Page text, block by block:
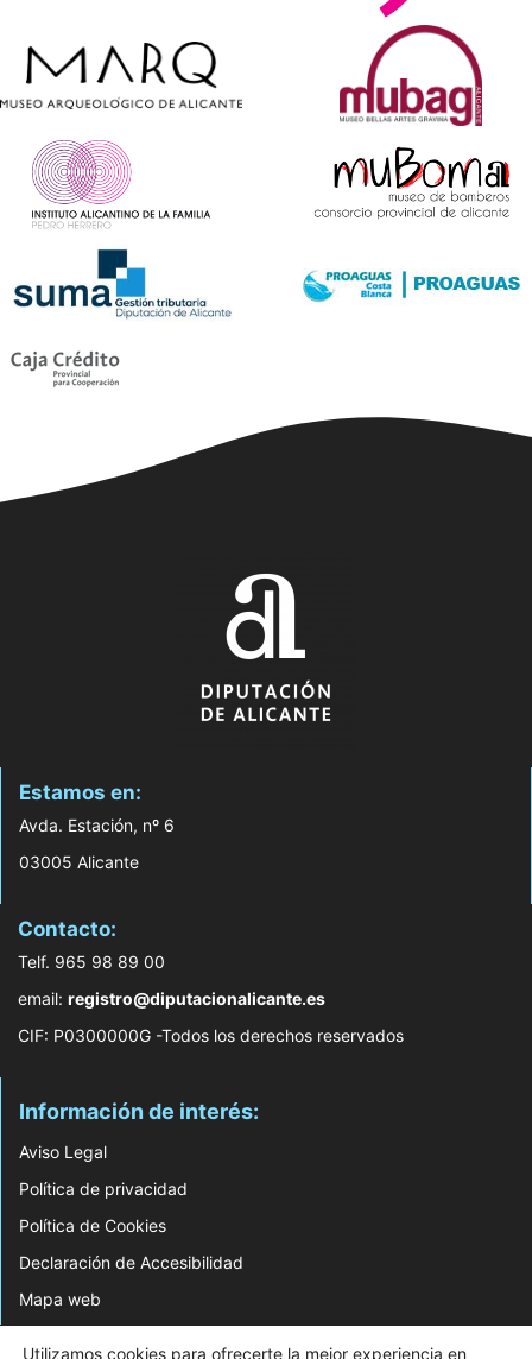
Estamos en:
Avda. Estación, nº 6
03005 Alicante
Contacto:
Telf. 965 98 89 00
email: registro@diputacionalicante.es
CIF: P0300000G -Todos los derechos reservados
Información de interés:
Aviso Legal
Política de privacidad
Política de Cookies
Declaración de Accesibilidad
Mapa web
© 2026 Web Desarrollada por el Servicio de Informática de Diputación de
Utilizamos cookies para ofrecerte la mejor experiencia en